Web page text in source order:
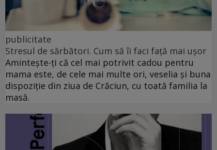
publicitate
Stresul de sărbători. Cum să îi faci față mai ușor
Amintește-ți că cel mai potrivit cadou pentru
mama este, de cele mai multe ori, veselia și buna
dispoziție din ziua de Crăciun, cu toată familia la
masă.